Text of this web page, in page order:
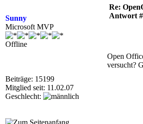
Sunny
Microsoft MVP
Offline
Beiträge: 15199
Mitglied seit: 11.02.07
Geschlecht:
Re:
Antwort
Open
versucht?